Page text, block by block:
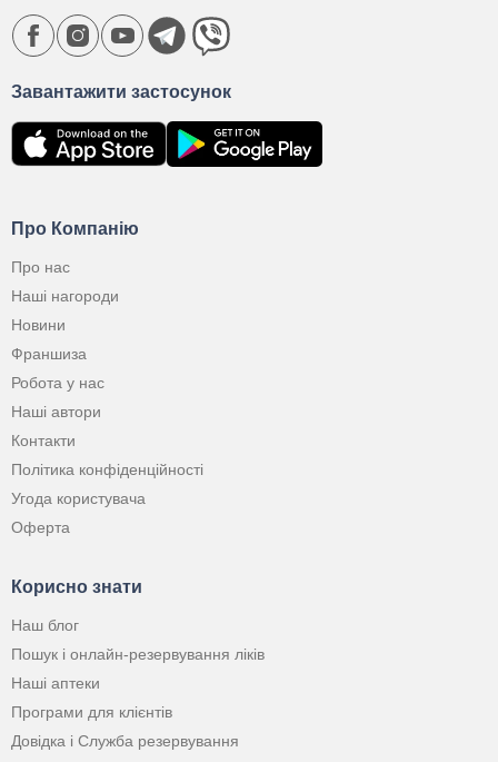
Про Компанію
Про нас
Наші нагороди
Новини
Франшиза
Робота у нас
Наші автори
Контакти
Політика конфіденційності
Угода користувача
Оферта
Корисно знати
Наш блог
Пошук і онлайн-резервування ліків
Наші аптеки
Програми для клієнтів
Довідка і Служба резервування
Завантажити застосунок